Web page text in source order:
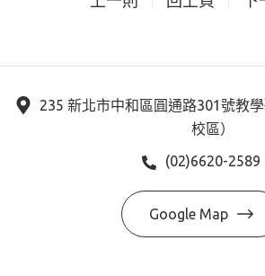
235 新北市中和區圓通路301號教
校區）
(02)6620-2589
Google Map